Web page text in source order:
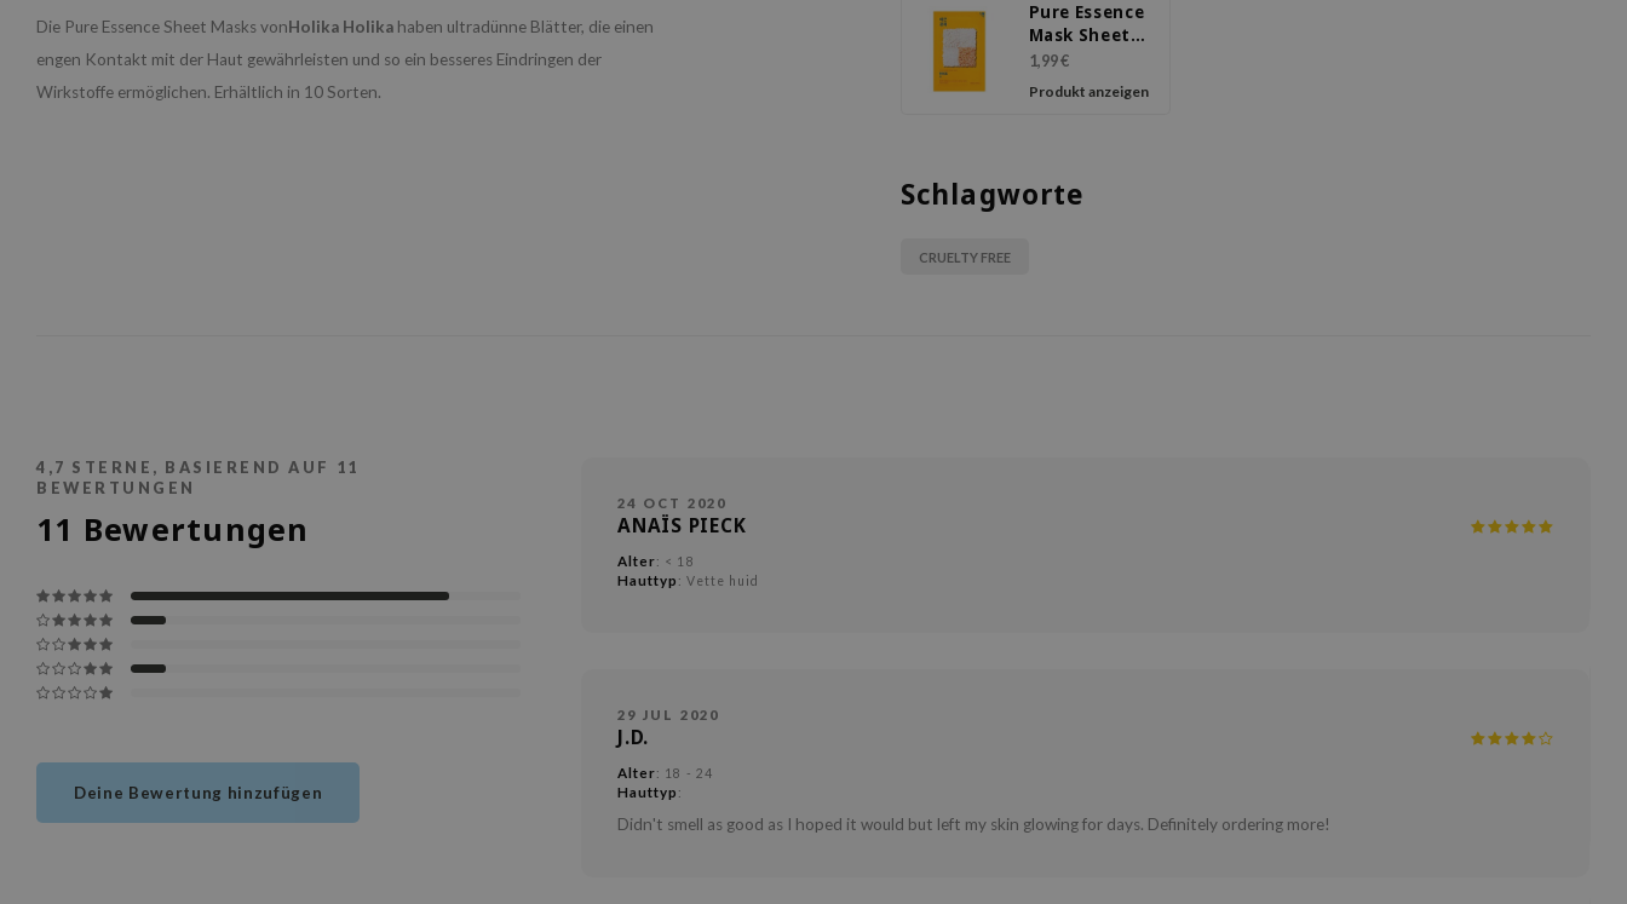
Die Pure Essence Sheet Masks vonHolika Holika haben ultradünne Blätter, die einen
engen Kontakt mit der Haut gewährleisten und so ein besseres Eindringen der
Wirkstoffe ermöglichen. Erhältlich in 10 Sorten.
Pure Essence
Mask Sheet
Rice
1,99 €
Produkt anzeigen
Schlagworte
CRUELTY FREE
4,7 STERNE, BASIEREND AUF 11
BEWERTUNGEN
11 Bewertungen
Deine Bewertung hinzufügen
24 OCT 2020
ANAÏS PIECK
Alter: < 18
Hauttyp : Vette huid
29 JUL 2020
J.D.
Alter: 18 - 24
Hauttyp :
Didn't smell as good as I hoped it would but left my skin glowing for days. Definitely ordering more!